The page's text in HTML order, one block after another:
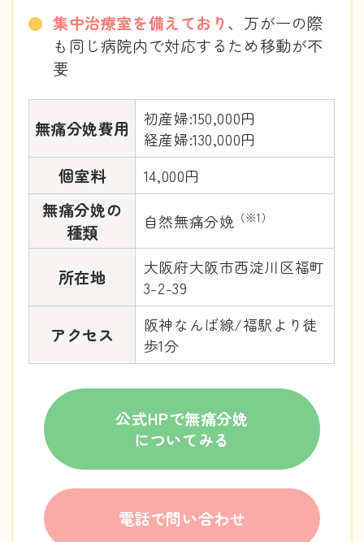
集中治療室を備えており 、万が一の際
も同じ病院内で対応するため移動が不
要
無痛分娩費用
初産婦:150,000円
経産婦:130,000円
個室料 14,000円
無痛分娩の
種類
自然無痛分娩 （※1）
所在地
大阪府大阪市西淀川区福町
3-2-39
アクセス
阪神なんば線/福駅より徒
歩1分
公式HPで無痛分娩
についてみる
電話で問い合わせ